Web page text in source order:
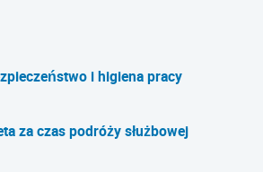
i higiena pracy
za czas podróży służbowej